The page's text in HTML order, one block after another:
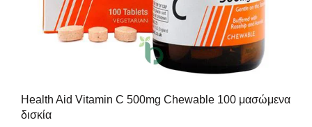
Health Aid Vitamin C 500mg Chewable 100 μασώμενα
δισκία